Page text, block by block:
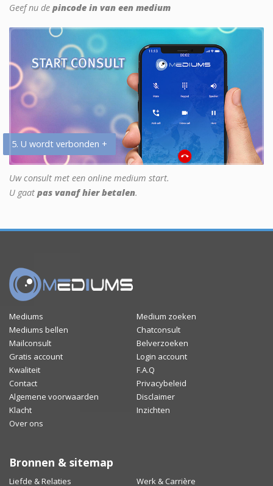
Geef nu de pincode in van een medium
5. U wordt verbonden +
Uw consult met een online medium start.
U gaat pas vanaf hier betalen.
Mediums
Medium zoeken
Mediums bellen
Chatconsult
Mailconsult
Belverzoeken
Gratis account
Login account
Kwaliteit
F.A.Q
Contact
Privacybeleid
Algemene voorwaarden
Disclaimer
Klacht
Inzichten
Over ons
Bronnen & sitemap
Liefde & Relaties Werk & Carrière